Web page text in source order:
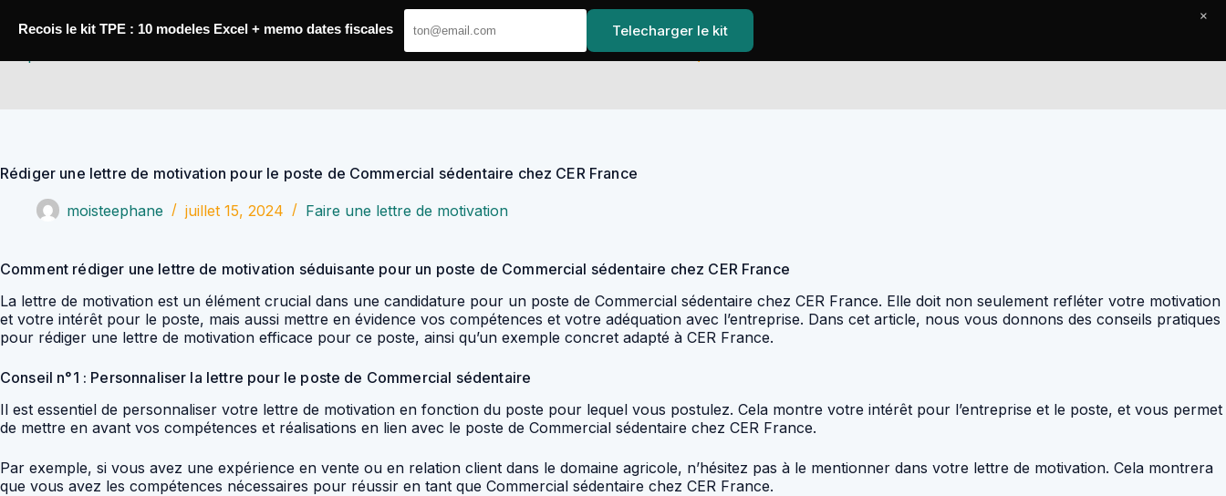
Rédiger une lettre de motivation pour le poste de Commercial sédentaire chez CER France
moisteephane juillet 15, 2024 Faire une lettre de motivation
Comment rédiger une lettre de motivation séduisante pour un poste de Commercial sédentaire chez CER France
La lettre de motivation est un élément crucial dans une candidature pour un poste de Commercial sédentaire chez CER France. Elle doit non seulement refléter votre motivation
et votre intérêt pour le poste, mais aussi mettre en évidence vos compétences et votre adéquation avec l’entreprise. Dans cet article, nous vous donnons des conseils pratiques
pour rédiger une lettre de motivation efficace pour ce poste, ainsi qu’un exemple concret adapté à CER France.
Conseil n°1 : Personnaliser la lettre pour le poste de Commercial sédentaire
Il est essentiel de personnaliser votre lettre de motivation en fonction du poste pour lequel vous postulez. Cela montre votre intérêt pour l’entreprise et le poste, et vous permet
de mettre en avant vos compétences et réalisations en lien avec le poste de Commercial sédentaire chez CER France.
Par exemple, si vous avez une expérience en vente ou en relation client dans le domaine agricole, n’hésitez pas à le mentionner dans votre lettre de motivation. Cela montrera
que vous avez les compétences nécessaires pour réussir en tant que Commercial sédentaire chez CER France.
Recois le kit TPE : 10 modeles Excel + memo dates fiscales Telecharger le kit
×